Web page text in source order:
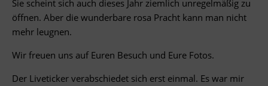
Sie scheint sich auch dieses Jahr ziemlich unregelmäßig zu
öffnen. Aber die wunderbare rosa Pracht kann man nicht
mehr leugnen.
Wir freuen uns auf Euren Besuch und Eure Fotos.
Der Liveticker verabschiedet sich erst einmal. Es war mir